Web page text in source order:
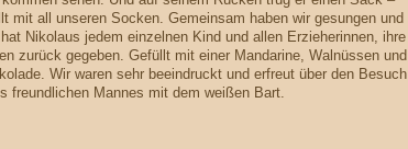
mit all unseren Socken. Gemeinsam haben wir gesungen und
Nikolaus jedem einzelnen Kind und allen Erzieherinnen, ihre
zurück gegeben. Gefüllt mit einer Mandarine, Walnüssen und
Wir waren sehr beeindruckt und erfreut über den Besuch
freundlichen Mannes mit dem weißen Bart.